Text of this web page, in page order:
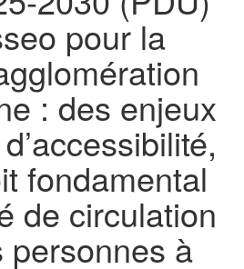
pour la
: des enjeux
fondamental
de circulation
personnes à